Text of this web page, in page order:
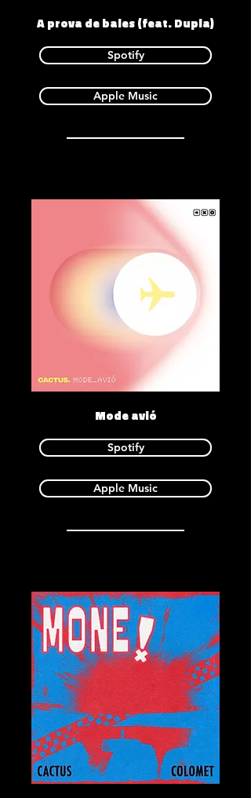
A prova de bales (feat. Dupla)
Spotify
Apple Music
Mode avió
Spotify
Apple Music